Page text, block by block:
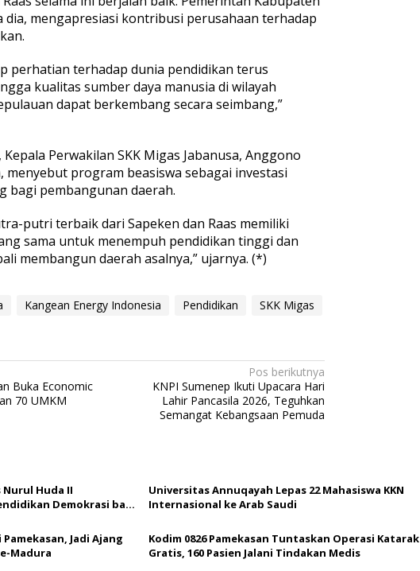
dia, mengapresiasi kontribusi perusahaan terhadap
perhatian terhadap dunia pendidikan terus
kualitas sumber daya manusia di wilayah
dapat berkembang secara seimbang,”
Perwakilan SKK Migas Jabanusa, Anggono
menyebut program beasiswa sebagai investasi
bagi pembangunan daerah.
putri terbaik dari Sapeken dan Raas memiliki
sama untuk menempuh pendidikan tinggi dan
membangun daerah asalnya,” ujarnya. (*)
Kangean Energy Indonesia Pendidikan
SKK Migas
Buka Economic
70 UMKM
Pos berikutnya
KNPI Sumenep Ikuti Upacara Hari
Lahir Pancasila 2026, Teguhkan
Semangat Kebangsaan Pemuda
Nurul Huda II
Demokrasi bagi
Universitas Annuqayah Lepas 22 Mahasiswa KKN
Internasional ke Arab Saudi
Pamekasan, Jadi Ajang
Madura
Kodim 0826 Pamekasan Tuntaskan Operasi Katarak
Gratis, 160 Pasien Jalani Tindakan Medis